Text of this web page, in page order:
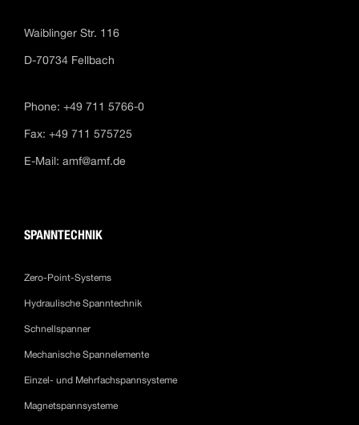
Waiblinger Str. 116
D-70734 Fellbach
Phone: +49 711 5766-0
Fax: +49 711 575725
E-Mail: amf@amf.de
SPANNTECHNIK
Zero-Point-Systems
Hydraulische Spanntechnik
Schnellspanner
Mechanische Spannelemente
Einzel- und Mehrfachspannsysteme
Magnetspannsysteme